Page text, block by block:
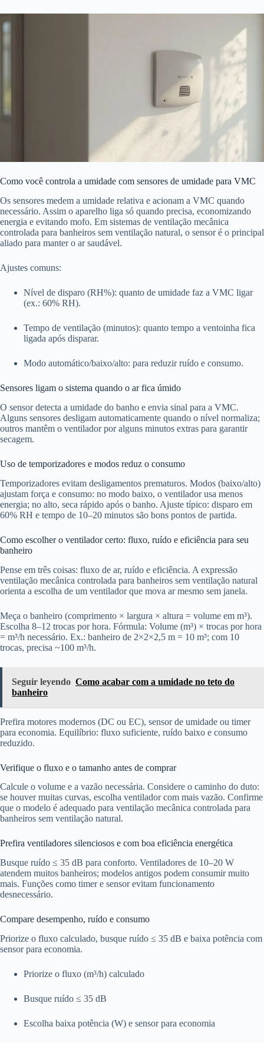
Como você controla a umidade com sensores de umidade para VMC
Os sensores medem a umidade relativa e acionam a VMC quando
necessário. Assim o aparelho liga só quando precisa, economizando
energia e evitando mofo. Em sistemas de ventilação mecânica
controlada para banheiros sem ventilação natural, o sensor é o principal
aliado para manter o ar saudável.
Ajustes comuns:
Nível de disparo (RH%): quanto de umidade faz a VMC ligar
(ex.: 60% RH).
Tempo de ventilação (minutos): quanto tempo a ventoinha fica
ligada após disparar.
Modo automático/baixo/alto: para reduzir ruído e consumo.
Sensores ligam o sistema quando o ar fica úmido
O sensor detecta a umidade do banho e envia sinal para a VMC.
Alguns sensores desligam automaticamente quando o nível normaliza;
outros mantêm o ventilador por alguns minutos extras para garantir
secagem.
Uso de temporizadores e modos reduz o consumo
Temporizadores evitam desligamentos prematuros. Modos (baixo/alto)
ajustam força e consumo: no modo baixo, o ventilador usa menos
energia; no alto, seca rápido após o banho. Ajuste típico: disparo em
60% RH e tempo de 10–20 minutos são bons pontos de partida.
Como escolher o ventilador certo: fluxo, ruído e eficiência para seu
banheiro
Pense em três coisas: fluxo de ar, ruído e eficiência. A expressão
ventilação mecânica controlada para banheiros sem ventilação natural
orienta a escolha de um ventilador que mova ar mesmo sem janela.
Meça o banheiro (comprimento × largura × altura = volume em m³).
Escolha 8–12 trocas por hora. Fórmula: Volume (m³) × trocas por hora
= m³/h necessário. Ex.: banheiro de 2×2×2,5 m = 10 m³; com 10
trocas, precisa ~100 m³/h.
Seguir leyendo Como acabar com a umidade no teto do
banheiro
Prefira motores modernos (DC ou EC), sensor de umidade ou timer
para economia. Equilíbrio: fluxo suficiente, ruído baixo e consumo
reduzido.
Verifique o fluxo e o tamanho antes de comprar
Calcule o volume e a vazão necessária. Considere o caminho do duto:
se houver muitas curvas, escolha ventilador com mais vazão. Confirme
que o modelo é adequado para ventilação mecânica controlada para
banheiros sem ventilação natural.
Prefira ventiladores silenciosos e com boa eficiência energética
Busque ruído ≤ 35 dB para conforto. Ventiladores de 10–20 W
atendem muitos banheiros; modelos antigos podem consumir muito
mais. Funções como timer e sensor evitam funcionamento
desnecessário.
Compare desempenho, ruído e consumo
Priorize o fluxo calculado, busque ruído ≤ 35 dB e baixa potência com
sensor para economia.
Priorize o fluxo (m³/h) calculado
Busque ruído ≤ 35 dB
Escolha baixa potência (W) e sensor para economia